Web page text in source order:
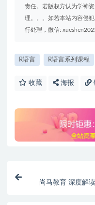
责任。若版权方认为学神
理。。。如若本站内容侵
行处理，微信:
R语言 R语言系列课程
收藏 海报
尚马教育 深度解